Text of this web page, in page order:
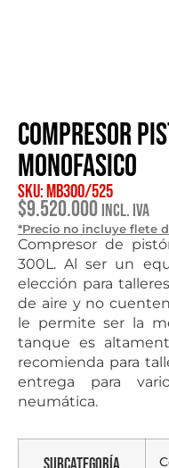
Compresor
monofasico
SKU: MB300/525
$9.520.000 Incl. IVA
*Precio no incluye flete
Compresor de
300L. Al ser un
elección para
de aire y no
le permite ser la
tanque es
recomienda para
entrega para
neumática.